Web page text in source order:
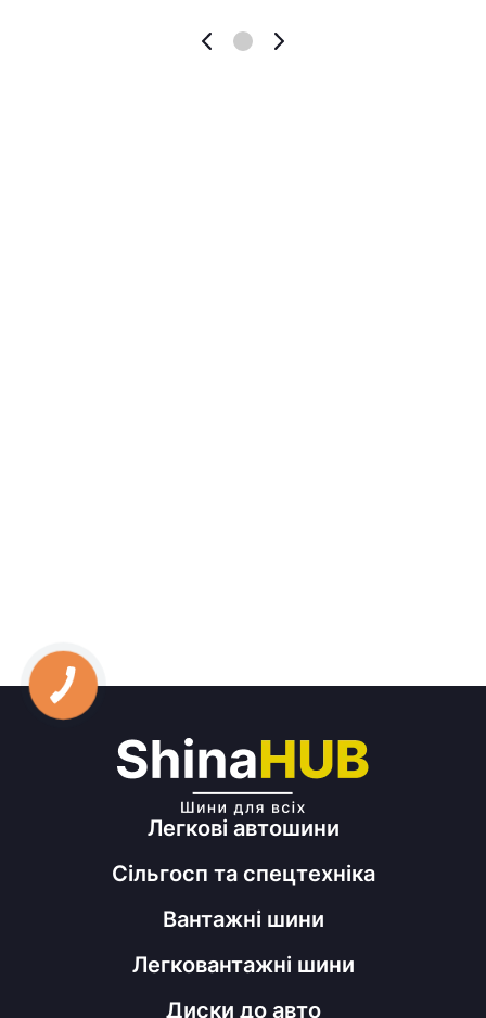
Легкові автошини
Сільгосп та спецтехніка
Вантажні шини
Легковантажні шини
Диски до авто